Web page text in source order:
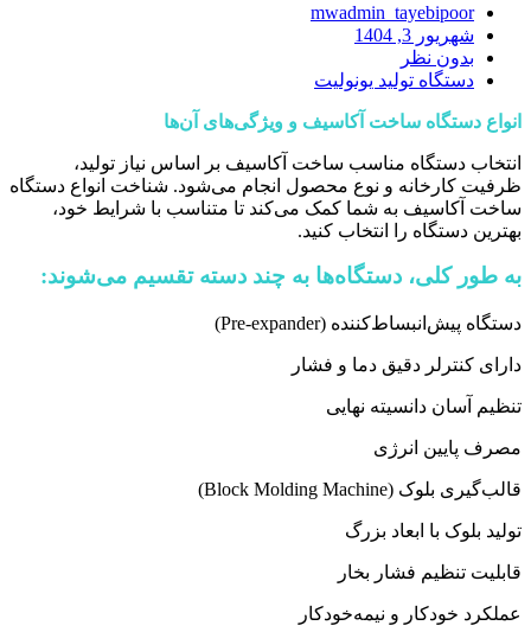
mwadmin_tayebipoor
شهریور 3, 1404
بدون نظر
دستگاه تولید یونولیت
انواع دستگاه ساخت آکاسیف و ویژگی‌های آن‌ها
انتخاب دستگاه مناسب ساخت آکاسیف بر اساس نیاز تولید،
ظرفیت کارخانه و نوع محصول انجام می‌شود. شناخت انواع دستگاه
ساخت آکاسیف به شما کمک می‌کند تا متناسب با شرایط خود،
بهترین دستگاه را انتخاب کنید.
به طور کلی، دستگاه‌ها به چند دسته تقسیم می‌شوند:
دستگاه پیش‌انبساط‌کننده (Pre-expander)
دارای کنترلر دقیق دما و فشار
تنظیم آسان دانسیته نهایی
مصرف پایین انرژی
قالب‌گیری بلوک (Block Molding Machine)
تولید بلوک با ابعاد بزرگ
قابلیت تنظیم فشار بخار
عملکرد خودکار و نیمه‌خودکار